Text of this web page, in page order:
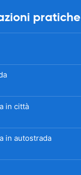
pratiche
in città
in autostrada